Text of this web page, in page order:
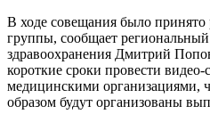
В ходе совещания было принято
группы, сообщает
здравоохранения Дмитрий
короткие сроки провести
медицинскими организациями,
образом будут организованы